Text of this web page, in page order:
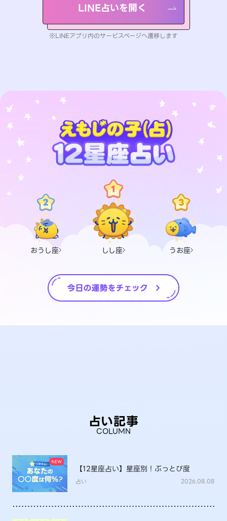
LINE占いを開く
※LINEアプリ内のサービスページへ遷移します
おうし座 しし座 うお座
占い記事
COLUMN
【12星座占い】星座別！ぶっとび度
占い 2026.08.08